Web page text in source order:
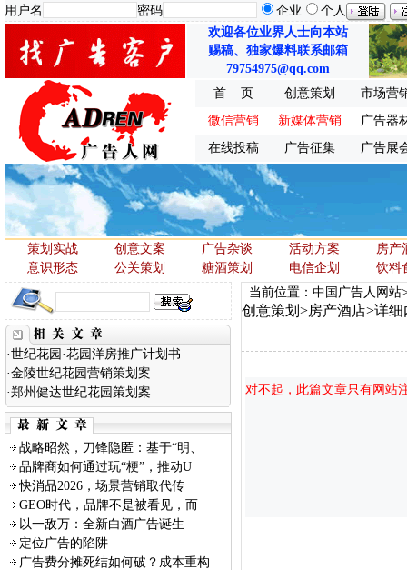
用户名 密码 企业
个人
欢迎各位业界人士向本站
赐稿、独家爆料联系邮箱
79754975@qq.com
首 页
创意策划
市场营
微信营销
新媒体营销
广告器
在线投稿
广告征集 广告展
策划实战 创意文案 广告杂谈 活动方案
房产
意识形态
公关策划 糖酒策划 电信企划 饮料
·世纪花园·花园洋房推广计划书
·金陵世纪花园营销策划案
·郑州健达世纪花园策划案
. .
战略昭然，刀锋隐匿：基于“明、
品牌商如何通过玩“梗”，推动U
快消品2026，场景营销取代传
GEO时代，品牌不是被看见，而
以一敌万：全新白酒广告诞生
定位广告的陷阱
广告费分摊死结如何破？成本重构
当前位置：中国广告人网站
创意策划 >房产酒店>详细
对不起，此篇文章只有网站